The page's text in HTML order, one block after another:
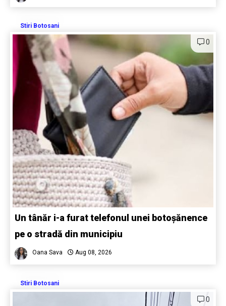
Stiri Botosani
0
Un tânăr i-a furat telefonul unei botoșănence
pe o stradă din municipiu
Oana Sava Aug 08, 2026
Stiri Botosani
0